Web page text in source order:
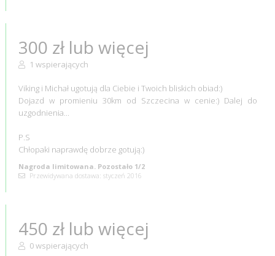
300 zł lub więcej
1 wspierających
Viking i Michał ugotują dla Ciebie i Twoich bliskich obiad:)
Dojazd w promieniu 30km od Szczecina w cenie:) Dalej do
uzgodnienia...
P.S
Chłopaki naprawdę dobrze gotują:)
Nagroda limitowana. Pozostało 1/2
Przewidywana dostawa: styczeń 2016
450 zł lub więcej
0 wspierających